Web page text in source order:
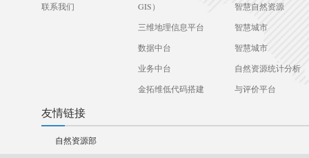
联系我们
GIS）
三维地理信息平台
数据中台
业务中台
金拓维低代码搭建
智慧自然资源
智慧城市
智慧城市
自然资源统计分析
与评价平台
友情链接
自然资源部